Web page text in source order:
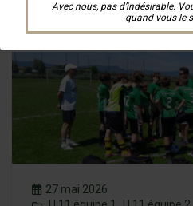
Avec nous, pas d’indésirable.
quand vous le
27 mai 2026